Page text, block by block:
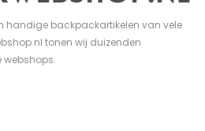
handige backpackartikelen van vele
tonen wij duizenden